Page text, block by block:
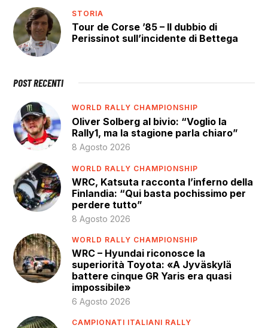
STORIA
Tour de Corse ’85 – Il dubbio di
Perissinot sull’incidente di Bettega
POST RECENTI
WORLD RALLY CHAMPIONSHIP
Oliver Solberg al bivio: “Voglio la
Rally1, ma la stagione parla chiaro”
8 Agosto 2026
WORLD RALLY CHAMPIONSHIP
WRC, Katsuta racconta l’inferno della
Finlandia: “Qui basta pochissimo per
perdere tutto”
8 Agosto 2026
WORLD RALLY CHAMPIONSHIP
WRC – Hyundai riconosce la
superiorità Toyota: «A Jyväskylä
battere cinque GR Yaris era quasi
impossibile»
6 Agosto 2026
CAMPIONATI ITALIANI RALLY